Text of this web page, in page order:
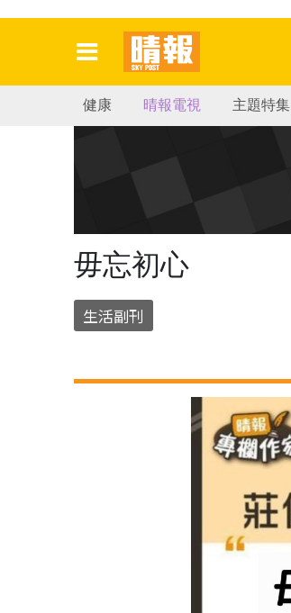
健康 晴報電視 主題特集
毋忘初心
生活副刊